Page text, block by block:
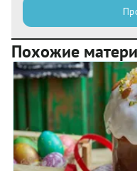
Похожие